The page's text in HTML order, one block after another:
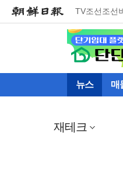
TV조선조선
뉴스 매
재테크